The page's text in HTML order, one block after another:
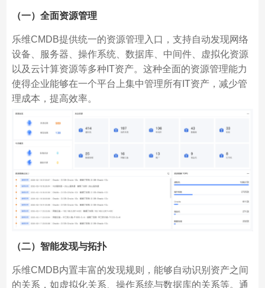
（一）全面资源管理
乐维CMDB提供统一的资源管理入口，支持自动发现网络
设备、服务器、操作系统、数据库、中间件、虚拟化资源
以及云计算资源等多种IT资产。这种全面的资源管理能力
使得企业能够在一个平台上集中管理所有IT资产，减少管
理成本，提高效率。
（二）智能发现与拓扑
乐维CMDB内置丰富的发现规则，能够自动识别资产之间
的关系，如虚拟化关系、操作系统与数据库的关系等。通